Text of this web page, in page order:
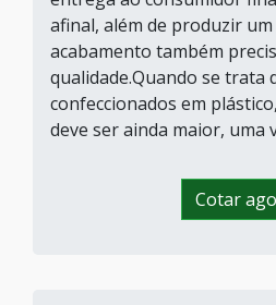
afinal, além de produzir
acabamento também
qualidade.Quando se trata
confeccionados em
deve ser ainda maior, uma
Cotar